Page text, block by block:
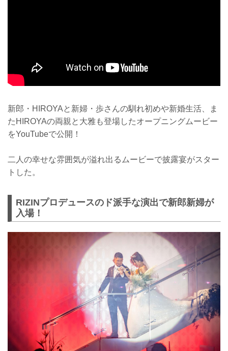
新郎・HIROYAと新婦・歩さんの馴れ初めや新婚生活、ま
たHIROYAの両親と大雅も登場したオープニングムービー
をYouTubeで公開！
二人の幸せな雰囲気が溢れ出るムービーで披露宴がスター
トした。
RIZINプロデュースのド派手な演出で新郎新婦が
入場！